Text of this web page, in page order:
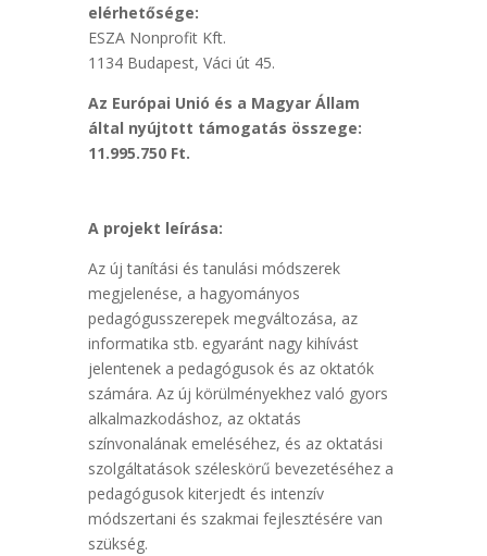
elérhetősége:
ESZA Nonprofit Kft.
1134 Budapest, Váci út 45.
Az Európai Unió és a Magyar Állam
által nyújtott támogatás összege:
11.995.750 Ft.
A projekt leírása:
Az új tanítási és tanulási módszerek
megjelenése, a hagyományos
pedagógusszerepek megváltozása, az
informatika stb. egyaránt nagy kihívást
jelentenek a pedagógusok és az oktatók
számára. Az új körülményekhez való gyors
alkalmazkodáshoz, az oktatás
színvonalának emeléséhez, és az oktatási
szolgáltatások széleskörű bevezetéséhez a
pedagógusok kiterjedt és intenzív
módszertani és szakmai fejlesztésére van
szükség.